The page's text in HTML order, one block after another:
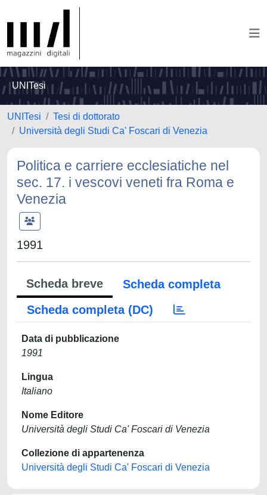
UNITesi
UNITesi
Tesi di dottorato
Università degli Studi Ca' Foscari di Venezia
Politica e carriere ecclesiatiche nel
sec. 17. i vescovi veneti fra Roma e
Venezia
1991
Scheda breve
Scheda completa
Scheda completa (DC)
Data di pubblicazione
1991
Lingua
Italiano
Nome Editore
Università degli Studi Ca' Foscari di Venezia
Collezione di appartenenza
Università degli Studi Ca' Foscari di Venezia